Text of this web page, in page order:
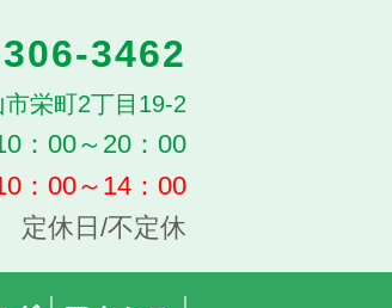
3462
栄町2丁目19-2
：00～20：00
：00～14：00
定休日/不定休